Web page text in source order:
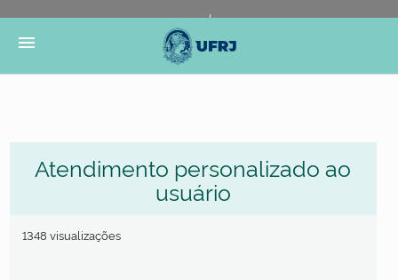
Portal do Governo Brasileiro
Governo
menu
Atendimento personalizado ao
usuário
1348 visualizações